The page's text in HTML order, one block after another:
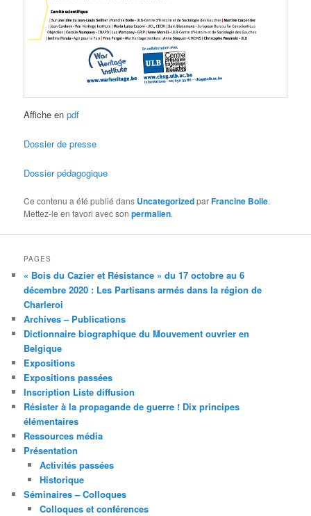
Affiche enpdf
Dossier de presse
Dossier pédagogique
Ce contenu a été publié dans UncategorizedparFrancine Bolle.
Mettez-le en favori avec sonpermalien.
PAGES
« Bois du Cazier et Résistance » du 17 octobre au 6
décembre 2020 : Les Partisans armés dans la région de
Charleroi
Archives – Publications
Dictionnaire biographique du Mouvement ouvrier en
Belgique
Expositions
Expositions passées
Inscription Liste diffusion
Résister à la propagande de guerre ! Dix principes
élémentaires
Ressources média
Présentation
Activités passées
Historique
Séminaires – Colloques
Colloques et conférences